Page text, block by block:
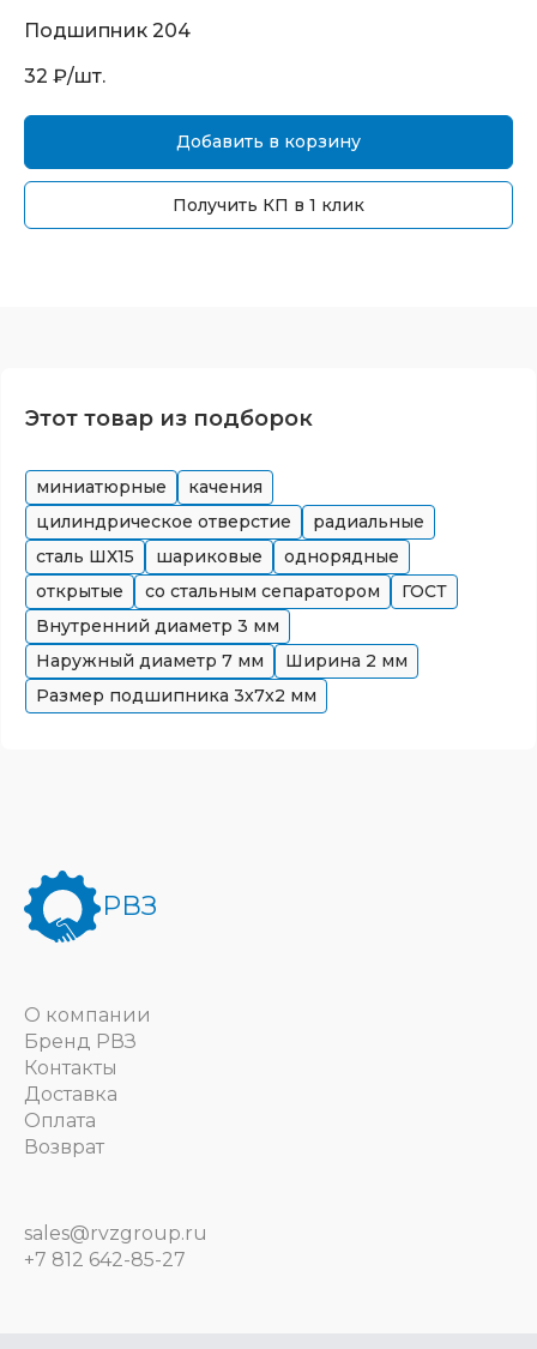
Подшипник 204
32 ₽/шт.
Добавить в корзину
Получить КП в 1 клик
Этот товар из подборок
миниатюрные
качения
цилиндрическое отверстие
радиальные
сталь ШХ15
шариковые
однорядные
открытые
со стальным сепаратором
ГОСТ
Внутренний диаметр 3 мм
Наружный диаметр 7 мм Ширина 2 мм
Размер подшипника 3x7x2 мм
РВЗ
О компании
Бренд РВЗ
Контакты
Доставка
Оплата
Возврат
sales@rvzgroup.ru
+7 812 642-85-27